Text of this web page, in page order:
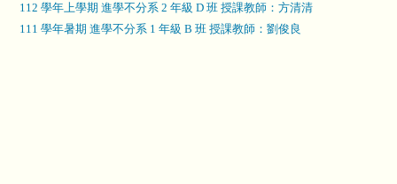
112 學年上學期 進學不分系 2 年級 D 班 授課教師：方清清
111 學年暑期 進學不分系 1 年級 B 班 授課教師：劉俊良